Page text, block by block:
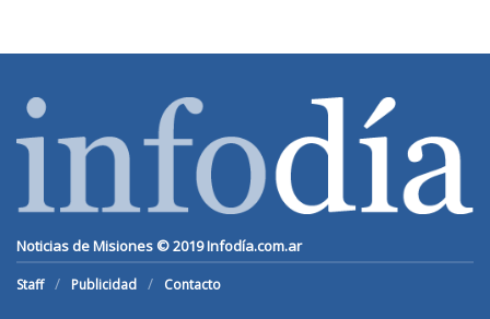
Noticias de Misiones © 2019Infodía.com.ar
Staff Publicidad Contacto